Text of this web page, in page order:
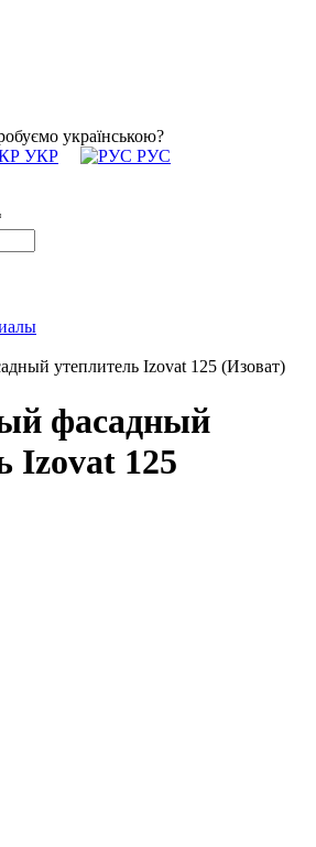
українською?
УКР
РУС
утеплитель Izovat 125 (Изоват)
фасадный
Izovat 125